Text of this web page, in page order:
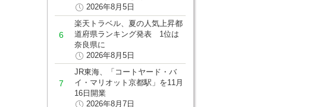
2026年8月5日
楽天トラベル、夏の人気上昇都
道府県ランキング発表 1位は
奈良県に
2026年8月5日
JR東海、「コートヤード・バ
イ・マリオット京都駅」を11月
16日開業
2026年8月7日